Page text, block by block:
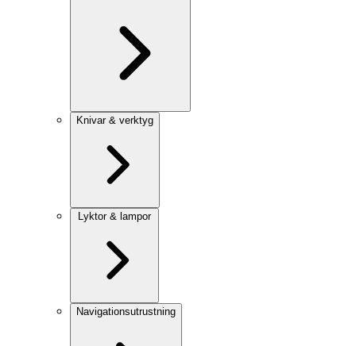
Knivar & verktyg
Lyktor & lampor
Navigationsutrustning